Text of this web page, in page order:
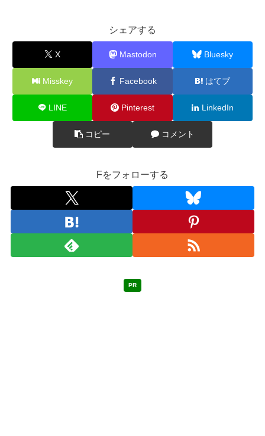
シェアする
X Mastodon Bluesky
Misskey Facebook はてブ
LINE Pinterest LinkedIn
コピー コメント
Fをフォローする
PR